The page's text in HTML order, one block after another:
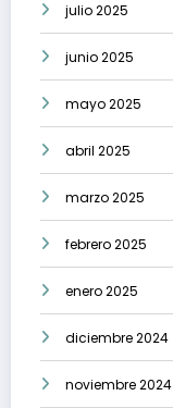
julio 2025
junio 2025
mayo 2025
abril 2025
marzo 2025
febrero 2025
enero 2025
diciembre 2024
noviembre 2024